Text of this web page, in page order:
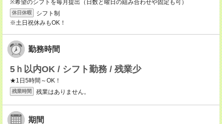
※希望のシフトを毎月提出（日数と曜日の組み合わせや固定も可）
休日休暇
シフト制
※土日祝休みもOK！
勤務時間
5ｈ以内OK / シフト勤務 / 残業少
★1日5時間～OK！
残業時間 残業はありません。
期間